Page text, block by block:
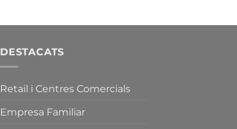
DESTACATS
Retail i Centres Comercials
Empresa Familiar